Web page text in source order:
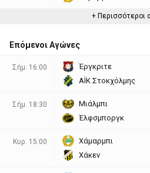
+ Περισσότεροι
Επόμενοι Αγώνες
Σήμ. 16:00
Έργκριτε
ΑΪΚ Στοκχόλμης
Σήμ. 18:30
Μιάλμπι
Έλφσμποργκ
Κυρ. 15:00
Χάμαρμπι
Χάκεν